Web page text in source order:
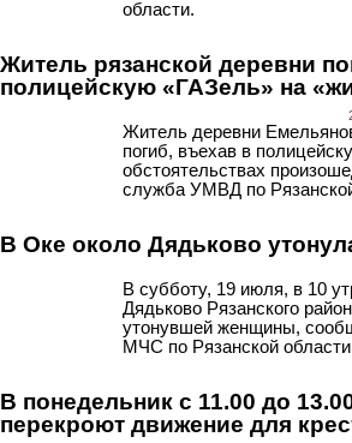
области.
Житель рязанской деревни
полицейскую «ГАЗель» на
Житель деревни
погиб, въехав в
обстоятельствах
служба УМВД по
В Оке около Дядьково
В субботу, 19 июля, в 10
Дядьково Рязанского
утонувшей женщины,
МЧС по Рязанской
В понедельник с 11.00 до
перекроют движение для